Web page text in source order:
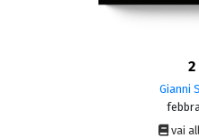
2
Gianni
vai